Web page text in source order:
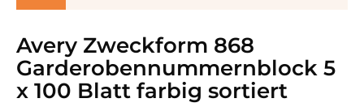
Avery Zweckform 868
Garderobennummernblock 5
x 100 Blatt farbig sortiert